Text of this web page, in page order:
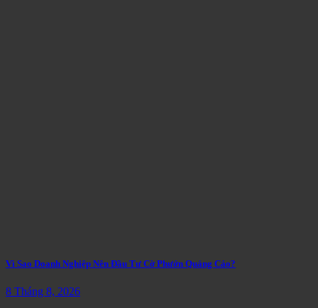
Vì Sao Doanh Nghiệp Nên Đầu Tư Cờ Phướn Quảng Cáo?
8 Tháng 8, 2026